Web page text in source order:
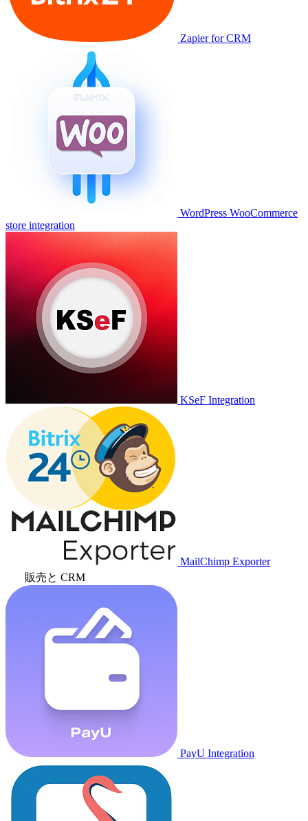
Zapier for CRM
WordPress WooCommerce
store integration
KSeF Integration
MailChimp Exporter
販売と CRM
PayU Integration